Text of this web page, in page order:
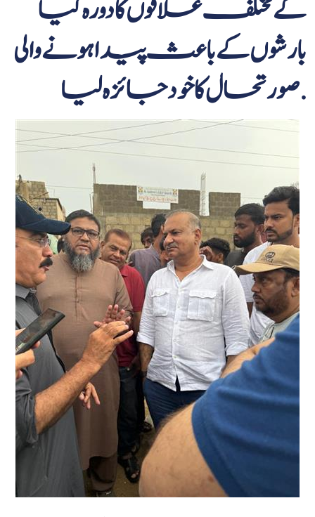
کے مختلف علاقوں کا دورہ کیا
بارشوں کے باعث پیدا ہونے والی
صورتحال کا خود جائزه لیا.